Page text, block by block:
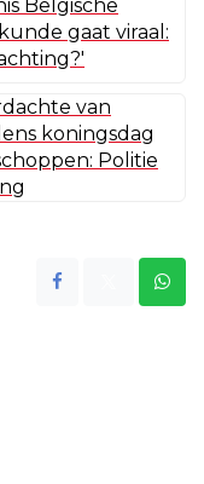
Belgische
gaat viraal:
van
koningsdag
Politie